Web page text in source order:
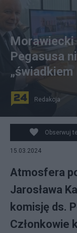
Jarosław
Morawiecki
Pegasusa
Redakcja
Obserwuj
15.03.2024
Atmosfera
Jarosława
komisję ds.
Członkowie